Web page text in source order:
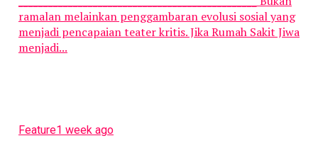
ramalan melainkan penggambaran evolusi sosial yang
menjadi pencapaian teater kritis. Jika Rumah Sakit Jiwa
menjadi...
Feature1 week ago